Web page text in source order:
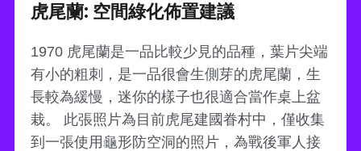
虎尾蘭: 空間綠化佈置建議
1970 虎尾蘭是一品比較少見的品種，葉片尖端
有小的粗刺，是一品很會生側芽的虎尾蘭，生
長較為緩慢，迷你的樣子也很適合當作桌上盆
栽。 此張照片為目前虎尾建國眷村中，僅收集
到一張使用龜形防空洞的照片，為戰後軍人接